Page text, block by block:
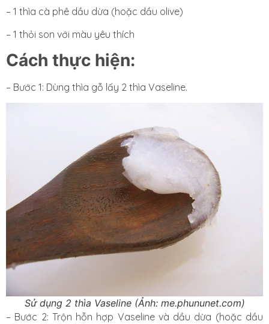
– 1 thìa cà phê dầu dừa (hoặc dầu olive)
– 1 thỏi son với màu yêu thích
Cách thực hiện:
– Bước 1: Dùng thìa gỗ lấy 2 thìa Vaseline.
Sử dụng 2 thìa Vaseline (Ảnh: me.phununet.com)
– Bước 2: Trộn hỗn hợp Vaseline và dầu dừa (hoặc dầu